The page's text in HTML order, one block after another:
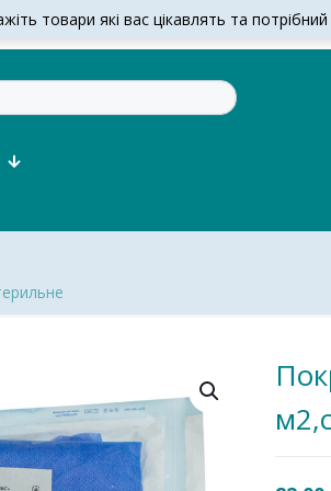
товари які вас цікавлять та